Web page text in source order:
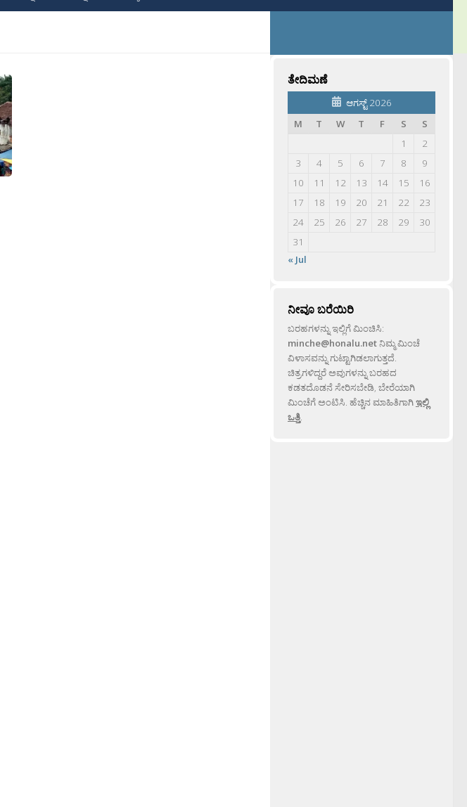
ತೇದಿಮಣೆ
ಆಗಸ್ಟ್ 2026
M
T W T F S
S
1
2
3
4 5 6 7 8
9
10
11 12 13 14 15
16
17
18 19 20 21 22
23
24
25 26 27 28 29
30
31
« Jul
ನೀವೂ ಬರೆಯಿರಿ
ಬರಹಗಳನ್ನು ಇಲ್ಲಿಗೆ ಮಿಂಚಿಸಿ:
minche@honalu.netನಿಮ್ಮ ಮಿಂಚೆ
ವಿಳಾಸವನ್ನು ಗುಟ್ಟಾಗಿಡಲಾಗುತ್ತದೆ.
ಚಿತ್ರಗಳಿದ್ದರೆ ಅವುಗಳನ್ನು ಬರಹದ
ಕಡತದೊಡನೆ ಸೇರಿಸಬೇಡಿ, ಬೇರೆಯಾಗಿ
ಮಿಂಚೆಗೆ ಅಂಟಿಸಿ. ಹೆಚ್ಚಿನ ಮಾಹಿತಿಗಾಗಿಇಲ್ಲಿ
ಒತ್ತಿ.